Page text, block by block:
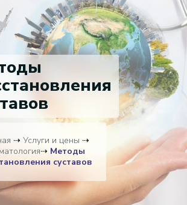
⇢ Услуги и цены ⇢
⇢ Методы
суставов